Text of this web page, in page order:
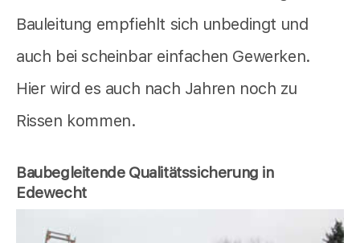
Bauleitung empfiehlt sich unbedingt und
auch bei scheinbar einfachen Gewerken.
Hier wird es auch nach Jahren noch zu
Rissen kommen.
Baubegleitende Qualitätssicherung in
Edewecht